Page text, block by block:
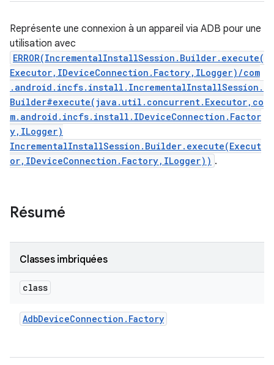
Représente une connexion à un appareil via ADB pour une
utilisation avec
ERROR(IncrementalInstallSession.Builder.execute(
Executor,IDeviceConnection.Factory,ILogger)/com
.android.incfs.install.IncrementalInstallSession.
Builder#execute(java.util.concurrent.Executor,co
m.android.incfs.install.IDeviceConnection.Factor
y,ILogger)
IncrementalInstallSession.Builder.execute(Execut
or,IDeviceConnection.Factory,ILogger)) .
Résumé
Classes imbriquées
class
AdbDeviceConnection . Factory